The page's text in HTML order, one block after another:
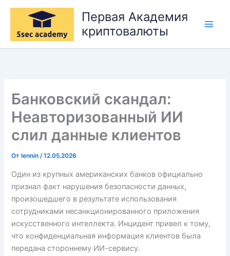
Перейти
содержимому
Первая Академия
криптовалюты
Банковский скандал:
Неавторизованный ИИ
слил данные клиентов
От lennin/12.05.2026
Один из крупных американских банков официально
признал факт нарушения безопасности данных,
произошедшего в результате использования
сотрудниками несанкционированного приложения
искусственного интеллекта. Инцидент привел к тому,
что конфиденциальная информация клиентов была
передана стороннему ИИ-сервису.